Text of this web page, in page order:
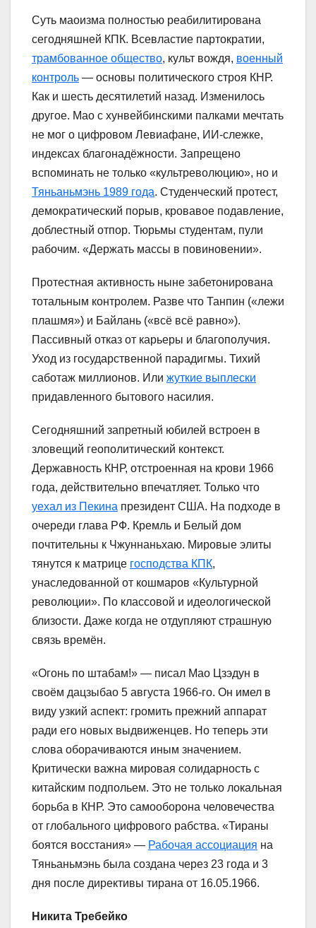
Суть маоизма полностью реабилитирована
сегодняшней КПК. Всевластие партократии,
трамбованное общество, культ вождя, военный
контроль — основы политического строя КНР.
Как и шесть десятилетий назад. Изменилось
другое. Мао с хунвейбинскими палками мечтать
не мог о цифровом Левиафане, ИИ-слежке,
индексах благонадёжности. Запрещено
вспоминать не только «культреволюцию», но и
Тяньаньмэнь 1989 года. Студенческий протест,
демократический порыв, кровавое подавление,
доблестный отпор. Тюрьмы студентам, пули
рабочим. «Держать массы в повиновении».
Протестная активность ныне забетонирована
тотальным контролем. Разве что Танпин («лежи
плашмя») и Байлань («всё всё равно»).
Пассивный отказ от карьеры и благополучия.
Уход из государственной парадигмы. Тихий
саботаж миллионов. Или жуткие выплески
придавленного бытового насилия.
Сегодняшний запретный юбилей встроен в
зловещий геополитический контекст.
Державность КНР, отстроенная на крови 1966
года, действительно впечатляет. Только что
уехал из Пекина президент США. На подходе в
очереди глава РФ. Кремль и Белый дом
почтительны к Чжуннаньхаю. Мировые элиты
тянутся к матрице господства КПК,
унаследованной от кошмаров «Культурной
революции». По классовой и идеологической
близости. Даже когда не отдупляют страшную
связь времён.
«Огонь по штабам!» — писал Мао Цзэдун в
своём дацзыбао 5 августа 1966-го. Он имел в
виду узкий аспект: громить прежний аппарат
ради его новых выдвиженцев. Но теперь эти
слова оборачиваются иным значением.
Критически важна мировая солидарность с
китайским подпольем. Это не только локальная
борьба в КНР. Это самооборона человечества
от глобального цифрового рабства. «Тираны
боятся восстания» — Рабочая ассоциация на
Тяньаньмэнь была создана через 23 года и 3
дня после директивы тирана от 16.05.1966.
Никита Требейко